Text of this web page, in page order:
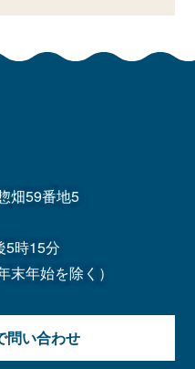
畑59番地5
5時15分
末年始を除く）
問い合わせ